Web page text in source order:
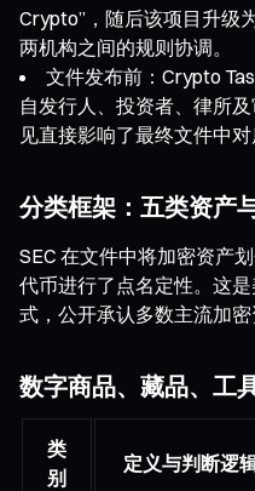
Crypto”，随后该项目升级
两机构之间的规则协调。
文件发布前：Crypto
自发行人、投资者、律所
见直接影响了最终文件中
分类框架：五类资产
SEC 在文件中将加密资产
代币进行了点名定性。这
式，公开承认多数主流加密
数字商品、藏品、工
类
别
定义与判断逻